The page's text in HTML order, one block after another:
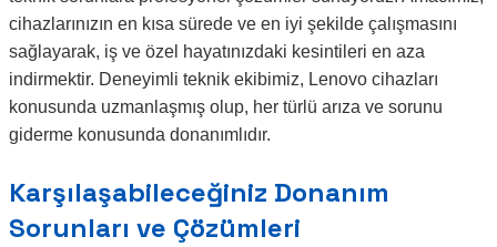
cihazlarınızın en kısa sürede ve en iyi şekilde çalışmasını
sağlayarak, iş ve özel hayatınızdaki kesintileri en aza
indirmektir. Deneyimli teknik ekibimiz, Lenovo cihazları
konusunda uzmanlaşmış olup, her türlü arıza ve sorunu
giderme konusunda donanımlıdır.
Karşılaşabileceğiniz Donanım
Sorunları ve Çözümleri